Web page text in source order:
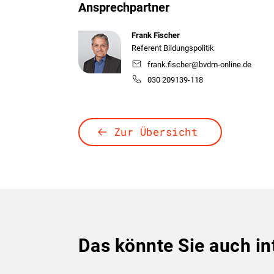
Ansprechpartner
Frank Fischer
Referent Bildungspolitik
frank.fischer@bvdm-online.de
030 209139-118
Zur Übersicht
Das könnte Sie auch